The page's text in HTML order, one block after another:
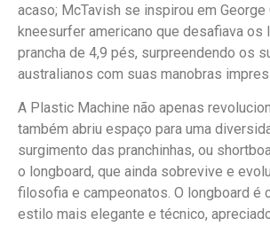
acaso; McTavish se inspirou em George
kneesurfer americano que desafiava os
prancha de 4,9 pés, surpreendendo os
australianos com suas manobras
A Plastic Machine não apenas
também abriu espaço para uma
surgimento das pranchinhas, ou
o longboard, que ainda sobrevive e
filosofia e campeonatos. O longboard é
estilo mais elegante e técnico,